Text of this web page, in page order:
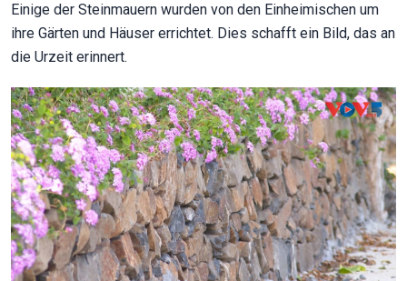
Einige der Steinmauern wurden von den Einheimischen um
ihre Gärten und Häuser errichtet. Dies schafft ein Bild, das an
die Urzeit erinnert.